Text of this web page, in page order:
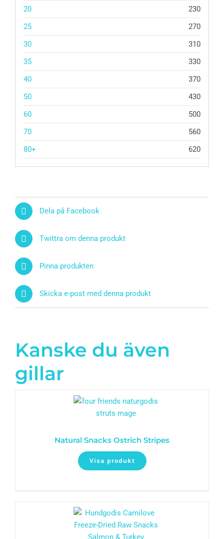
20
230
25
270
30
310
35
330
40
370
50
430
60
500
70
560
80+
620
Dela på Facebook
Twittra om denna produkt
Pinna produkten
Skicka e-post med denna produkt
Kanske du även
gillar
Natural Snacks Ostrich Stripes
Visa produkt